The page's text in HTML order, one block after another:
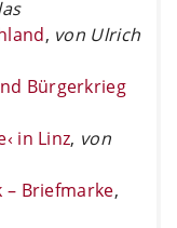
, von Ulrich
Bürgerkrieg
in Linz, von
– Briefmarke,